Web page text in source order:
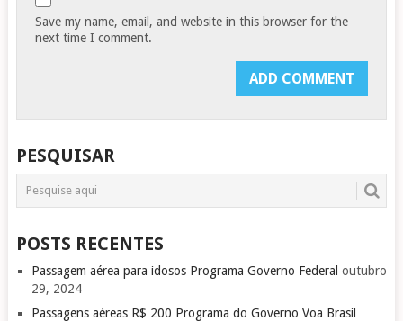
Save my name, email, and website in this browser for the
next time I comment.
PESQUISAR
POSTS RECENTES
Passagem aérea para idosos Programa Governo Federal outubro
29, 2024
Passagens aéreas R$ 200 Programa do Governo Voa Brasil